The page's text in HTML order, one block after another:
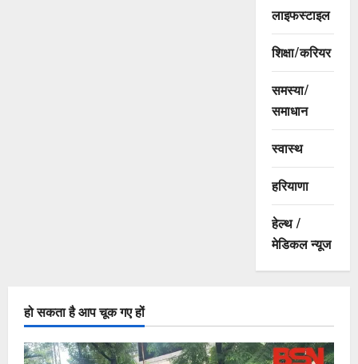
लाइफस्टाइल
शिक्षा/करियर
समस्या/
समाधान
स्वास्थ
हरियाणा
हेल्थ /
मेडिकल न्यूज
हो सकता है आप चूक गए हों